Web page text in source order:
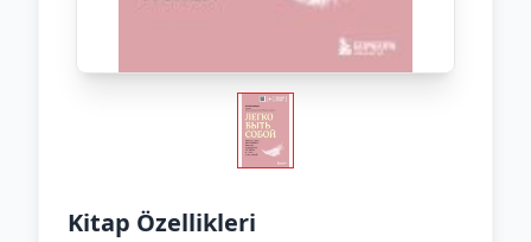
Kitap Özellikleri